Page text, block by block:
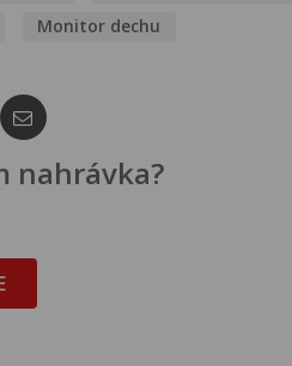
Monitor dechu
nahrávka?